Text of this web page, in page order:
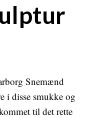
Snemænd
i disse smukke og
til det rette